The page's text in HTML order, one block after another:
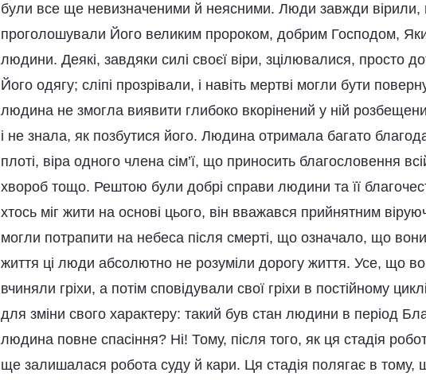
були все ще невизначеними й неясними. Люди завжди вірили,
проголошували Його великим пророком, добрим Господом,
людини. Деякі, завдяки силі своєї віри, зцілювалися, просто
Його одягу; сліпі прозрівали, і навіть мертві могли бути
людина не змогла виявити глибоко вкорінений у ній
і не знала, як позбутися його. Людина отримала багато
плоті, віра одного члена сім’ї, що приносить благословення
хвороб тощо. Рештою були добрі справи людини та її
хтось міг жити на основі цього, він вважався прийнятним
могли потрапити на небеса після смерті, що означало, що
життя ці люди абсолютно не розуміли дорогу життя. Усе, що
вчиняли гріхи, а потім сповідували свої гріхи в постійному
для зміни свого характеру: такий був стан людини в період
людина повне спасіння? Ні! Тому, після того, як ця стадія
ще залишалася робота суду й кари. Ця стадія полягає в тому,